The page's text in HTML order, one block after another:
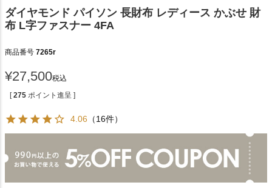
ダイヤモンド パイソン 長財布 レディース かぶせ 財
布 L字ファスナー 4FA
商品番号 7265r
¥27,500税込
[ 275 ポイント進呈 ]
4.06 （16件）